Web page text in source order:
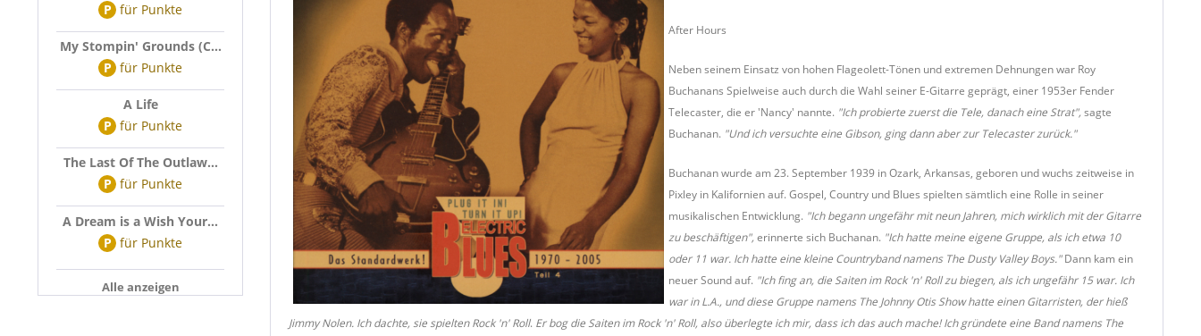
P für Punkte
My Stompin' Grounds (C...
P für Punkte
A Life
P für Punkte
The Last Of The Outlaw...
P für Punkte
A Dream is a Wish Your...
P für Punkte
Alle anzeigen
After Hours
Neben seinem Einsatz von hohen Flageolett-Tönen und extremen Dehnungen war Roy
Buchanans Spielweise auch durch die Wahl seiner E-Gitarre geprägt, einer 1953er Fender
Telecaster, die er 'Nancy' nannte. "Ich probierte zuerst die Tele, danach eine Strat", sagte
Buchanan. "Und ich versuchte eine Gibson, ging dann aber zur Telecaster zurück."
Buchanan wurde am 23. September 1939 in Ozark, Arkansas, geboren und wuchs zeitweise in
Pixley in Kalifornien auf. Gospel, Country und Blues spielten sämtlich eine Rolle in seiner
musikalischen Entwicklung. "Ich begann ungefähr mit neun Jahren, mich wirklich mit der Gitarre
zu beschäftigen", erinnerte sich Buchanan. "Ich hatte meine eigene Gruppe, als ich etwa 10
oder 11 war. Ich hatte eine kleine Countryband namens The Dusty Valley Boys."Dann kam ein
neuer Sound auf. "Ich fing an, die Saiten im Rock 'n' Rollzu biegen, als ich ungefähr 15 war. Ich
war in L.A., und diese Gruppe namens The Johnny Otis Show hatte einen Gitarristen, der hieß
Jimmy Nolen. Ich dachte, sie spielten Rock 'n' Roll. Er bog die Saiten im Rock 'n' Roll, also überlegte ich mir, dass ich das auch mache! Ich gründete eine Band namens The